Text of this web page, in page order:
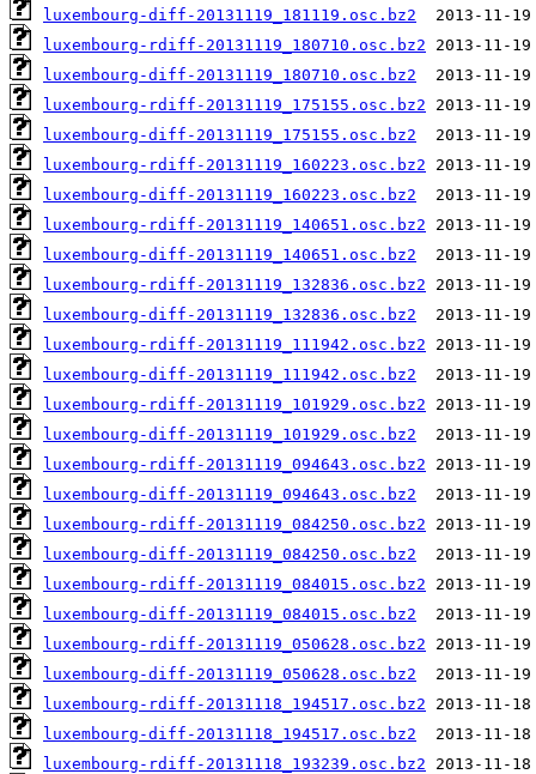
luxembourg-diff-20131119_181119.osc.bz2
luxembourg-rdiff-20131119_180710.osc.bz2
luxembourg-diff-20131119_180710.osc.bz2
luxembourg-rdiff-20131119_175155.osc.bz2
luxembourg-diff-20131119_175155.osc.bz2
luxembourg-rdiff-20131119_160223.osc.bz2
luxembourg-diff-20131119_160223.osc.bz2
luxembourg-rdiff-20131119_140651.osc.bz2
luxembourg-diff-20131119_140651.osc.bz2
luxembourg-rdiff-20131119_132836.osc.bz2
luxembourg-diff-20131119_132836.osc.bz2
luxembourg-rdiff-20131119_111942.osc.bz2
luxembourg-diff-20131119_111942.osc.bz2
luxembourg-rdiff-20131119_101929.osc.bz2
luxembourg-diff-20131119_101929.osc.bz2
luxembourg-rdiff-20131119_094643.osc.bz2
luxembourg-diff-20131119_094643.osc.bz2
luxembourg-rdiff-20131119_084250.osc.bz2
luxembourg-diff-20131119_084250.osc.bz2
luxembourg-rdiff-20131119_084015.osc.bz2
luxembourg-diff-20131119_084015.osc.bz2
luxembourg-rdiff-20131119_050628.osc.bz2
luxembourg-diff-20131119_050628.osc.bz2
luxembourg-rdiff-20131118_194517.osc.bz2
luxembourg-diff-20131118_194517.osc.bz2
luxembourg-rdiff-20131118_193239.osc.bz2